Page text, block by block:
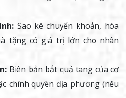
Sao kê chuyển khoản, hóa
tặng có giá trị lớn cho nhân
Biên bản bắt quả tang của cơ
chính quyền địa phương (nếu